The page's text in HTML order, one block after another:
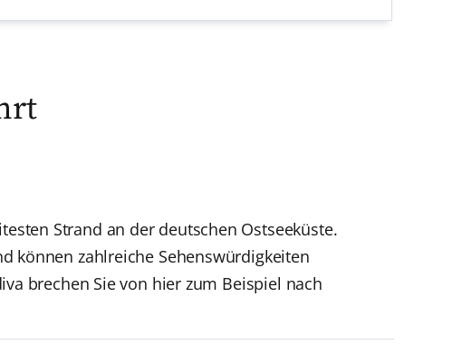
Strand an der deutschen Ostseeküste.
können zahlreiche Sehenswürdigkeiten
brechen Sie von hier zum Beispiel nach